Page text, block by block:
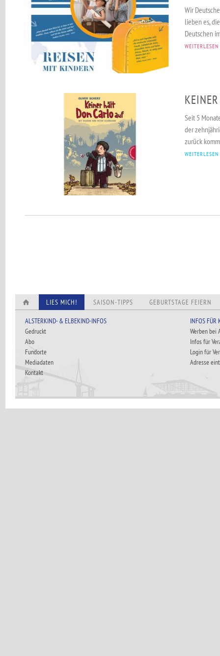
Wir
lieben es,
Deutschen
WEITERLESEN
Seit 5
der
zurück
WEITERLESEN
LIES MICH! SAISON-TIPPS GEBURTSTAGE FEIERN
ALSTERKIND- & ELBEKIND-INFOS
Gedruckt
Abo
Fundorte
Mediadaten
Kontakt
INFOS FÜR
Werben bei
Infos für
Login für
Adresse